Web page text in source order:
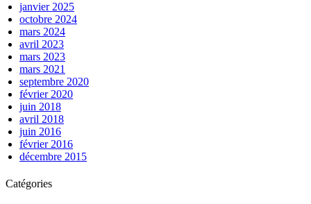
janvier 2025
octobre 2024
mars 2024
avril 2023
mars 2023
mars 2021
septembre 2020
février 2020
juin 2018
avril 2018
juin 2016
février 2016
décembre 2015
Catégories